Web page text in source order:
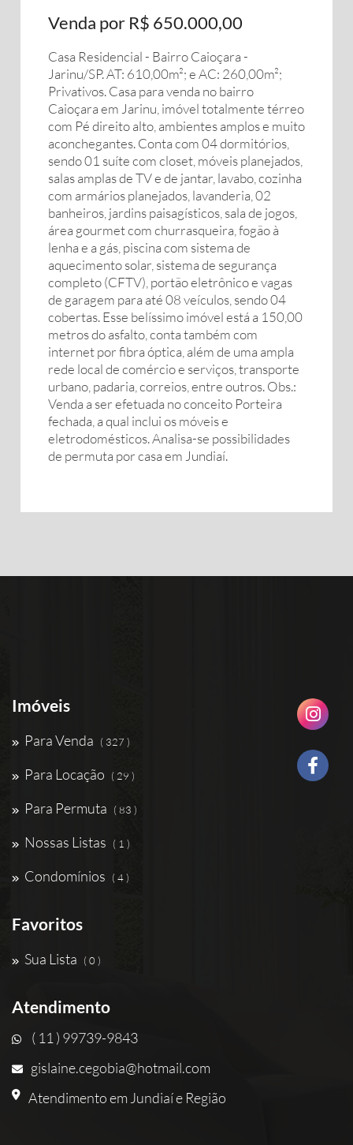
Venda por R$ 650.000,00
Casa Residencial - Bairro Caioçara -
Jarinu/SP. AT: 610,00m²; e AC: 260,00m²;
Privativos. Casa para venda no bairro
Caioçara em Jarinu, imóvel totalmente térreo
com Pé direito alto, ambientes amplos e muito
aconchegantes. Conta com 04 dormitórios,
sendo 01 suíte com closet, móveis planejados,
salas amplas de TV e de jantar, lavabo, cozinha
com armários planejados, lavanderia, 02
banheiros, jardins paisagísticos, sala de jogos,
área gourmet com churrasqueira, fogão à
lenha e a gás, piscina com sistema de
aquecimento solar, sistema de segurança
completo (CFTV), portão eletrônico e vagas
de garagem para até 08 veículos, sendo 04
cobertas. Esse belíssimo imóvel está a 150,00
metros do asfalto, conta também com
internet por fibra óptica, além de uma ampla
rede local de comércio e serviços, transporte
urbano, padaria, correios, entre outros. Obs.:
Venda a ser efetuada no conceito Porteira
fechada, a qual inclui os móveis e
eletrodomésticos. Analisa-se possibilidades
de permuta por casa em Jundiaí.
Imóveis
Para Venda ( 327 )
Para Locação ( 29 )
Para Permuta ( 83 )
Nossas Listas ( 1 )
Condomínios ( 4 )
Favoritos
Sua Lista ( 0 )
Atendimento
( 11 ) 99739-9843
gislaine.cegobia@hotmail.com
Atendimento em Jundiaí e Região